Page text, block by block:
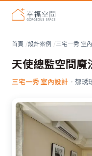
首頁 設計案例 三宅一秀 室
天使總監空間魔
三宅一秀 室內設計 · 郁琇